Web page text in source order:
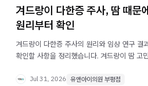
겨드랑이 다한증 주사, 땀 때문
원리부터 확인
겨드랑이 다한증 주사의 원리와 임상 연구 결
확인할 사항을 정리했습니다. 겨드랑이 땀 고
Jul 31, 2026 유앤아이의원 부평점